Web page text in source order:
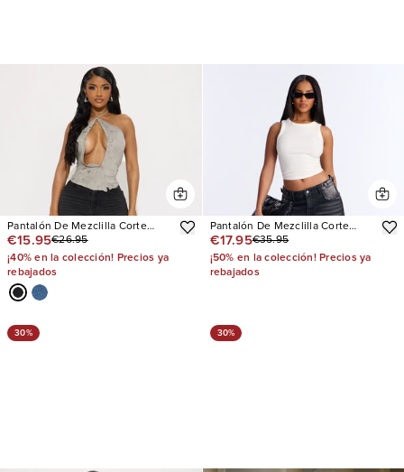
Pantalón De Mezclilla Corte
Recto Tall Nova 90s
€15.95€26.95
¡40% en la colección! Precios ya
rebajados
Pantalón De Mezclilla Corte
Recto Midnight Muse Tinted
€17.95€35.95
¡50% en la colección! Precios ya
rebajados
30% 30%